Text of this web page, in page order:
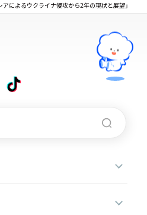
アによるウクライナ侵攻から2年の現状と展望」